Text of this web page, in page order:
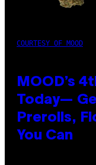
COURTESY OF MOOD
MOOD’s
Today—
Prerolls,
You Can